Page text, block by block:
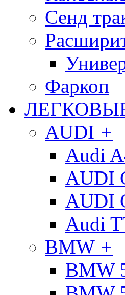
Сенд
Фаркоп
AUDI +
Audi
AUDI
AUDI
Audi
BMW +
BMW